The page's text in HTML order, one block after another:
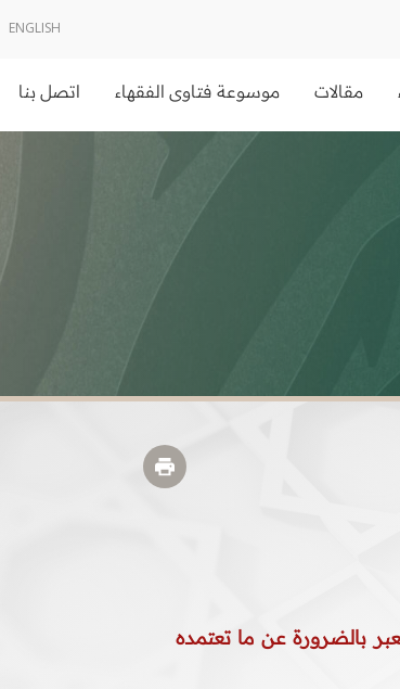
ENGLISH
مقالات موسوعة فتاوى الفقهاء اتصل بنا
بالضرورة عن ما تعتمده